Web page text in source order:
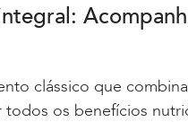
clássico que
os benefícios